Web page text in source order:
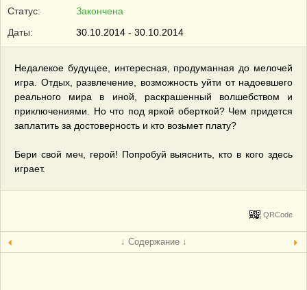
Статус:
Закончена
Даты:
30.10.2014 - 30.10.2014
Недалекое будущее, интересная, продуманная до мелочей
игра. Отдых, развлечение, возможность уйти от надоевшего
реального мира в иной, раскрашенный волшебством и
приключениями. Но что под яркой оберткой? Чем придется
заплатить за достоверность и кто возьмет плату?
Бери свой меч, герой! Попробуй выяснить, кто в кого здесь
играет.
QRCode
↓ Содержание ↓